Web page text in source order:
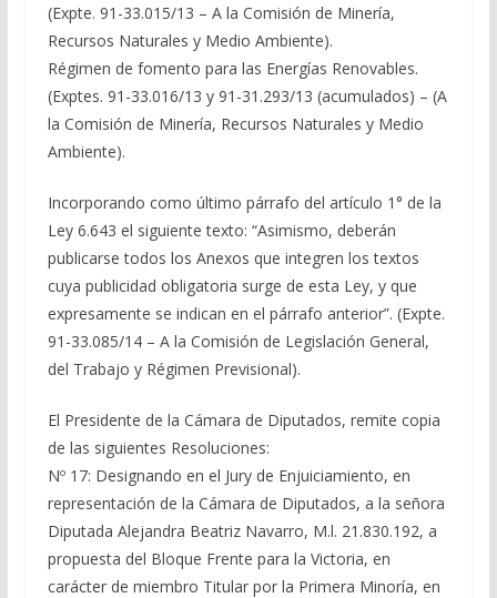
(Expte. 91-33.015/13 – A la Comisión de Minería,
Recursos Naturales y Medio Ambiente).
Régimen de fomento para las Energías Renovables.
(Exptes. 91-33.016/13 y 91-31.293/13 (acumulados) – (A
la Comisión de Minería, Recursos Naturales y Medio
Ambiente).
Incorporando como último párrafo del artículo 1° de la
Ley 6.643 el siguiente texto: “Asimismo, deberán
publicarse todos los Anexos que integren los textos
cuya publicidad obligatoria surge de esta Ley, y que
expresamente se indican en el párrafo anterior”. (Expte.
91-33.085/14 – A la Comisión de Legislación General,
del Trabajo y Régimen Previsional).
El Presidente de la Cámara de Diputados, remite copia
de las siguientes Resoluciones:
Nº 17: Designando en el Jury de Enjuiciamiento, en
representación de la Cámara de Diputados, a la señora
Diputada Alejandra Beatriz Navarro, M.l. 21.830.192, a
propuesta del Bloque Frente para la Victoria, en
carácter de miembro Titular por la Primera Minoría, en